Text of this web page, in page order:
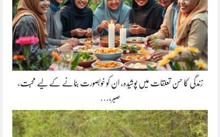
زندگی کا حسن تعلقات میں پوشیدہ, ان کو خوبصورت بنانے کے لیے محبت،
صبر،…